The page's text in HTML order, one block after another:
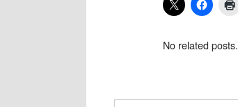
No related posts.